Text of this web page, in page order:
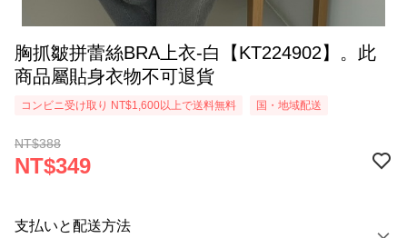
胸抓皺拼蕾絲BRA上衣-白【KT224902】。此
商品屬貼身衣物不可退貨
コンビニ受け取り NT$1,600以上で送料無料 国・地域配送
NT$388
NT$349
支払いと配送方法